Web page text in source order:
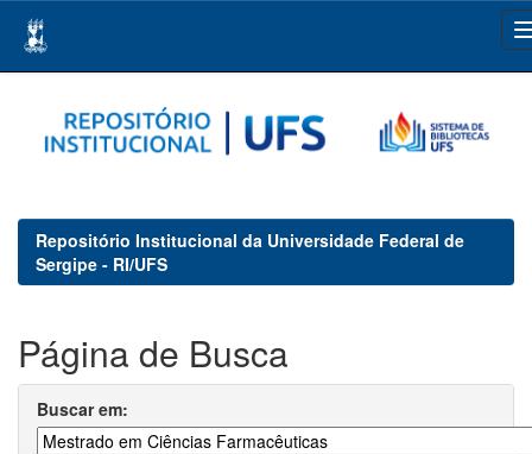
navigation
Repositório Institucional da Universidade Federal de
Sergipe - RI/UFS
Página de Busca
Buscar em: